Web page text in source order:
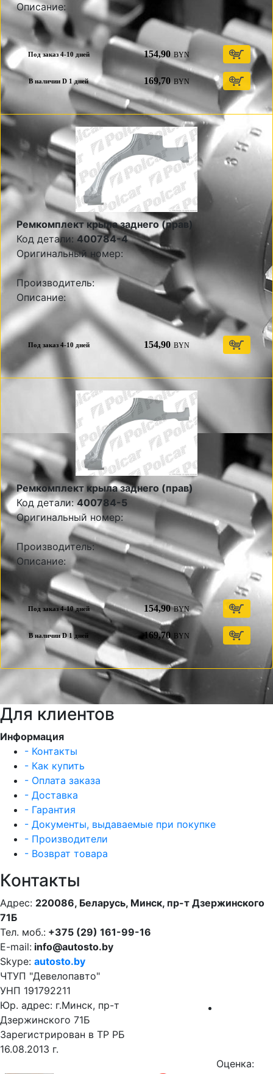
Описание:
Под заказ 4-10 дней 154,90 BYN
В наличии D 1 дней 169,70 BYN
Ремкомплект крыла заднего (прав)
Код детали:400784-4
Оригинальный номер:
Производитель:
Описание:
Под заказ 4-10 дней 154,90 BYN
Ремкомплект крыла заднего (прав)
Код детали:400784-5
Оригинальный номер:
Производитель:
Описание:
Под заказ 4-10 дней 154,90 BYN
В наличии D 1 дней 169,70 BYN
Для клиентов
Информация
- Контакты
- Как купить
- Оплата заказа
- Доставка
- Гарантия
- Документы, выдаваемые при покупке
- Производители
- Возврат товара
Контакты
Адрес: 220086, Беларусь, Минск, пр-т Дзержинского
71Б
Тел. моб.: +375 (29) 161-99-16
E-mail: info@autosto.by
Skype: autosto.by
ЧТУП "Девелопавто"
УНП 191792211
Юр. адрес: г.Минск, пр-т
Дзержинского 71Б
Зарегистрирован в ТР РБ
16.08.2013 г.
Оценка: